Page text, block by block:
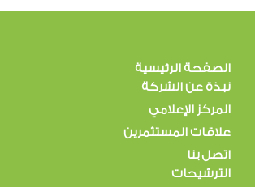
الصفحة الرئيسية
نبذة عن الشركة
المركز الإعلامي
علاقات المستثمرين
اتصل بنا
الترشيحات